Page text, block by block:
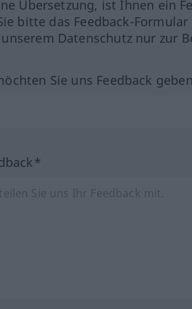
Übersetzung, ist Ihnen ein
bitte das Feedback-
Datenschutz nur zur
Sie uns Feedback